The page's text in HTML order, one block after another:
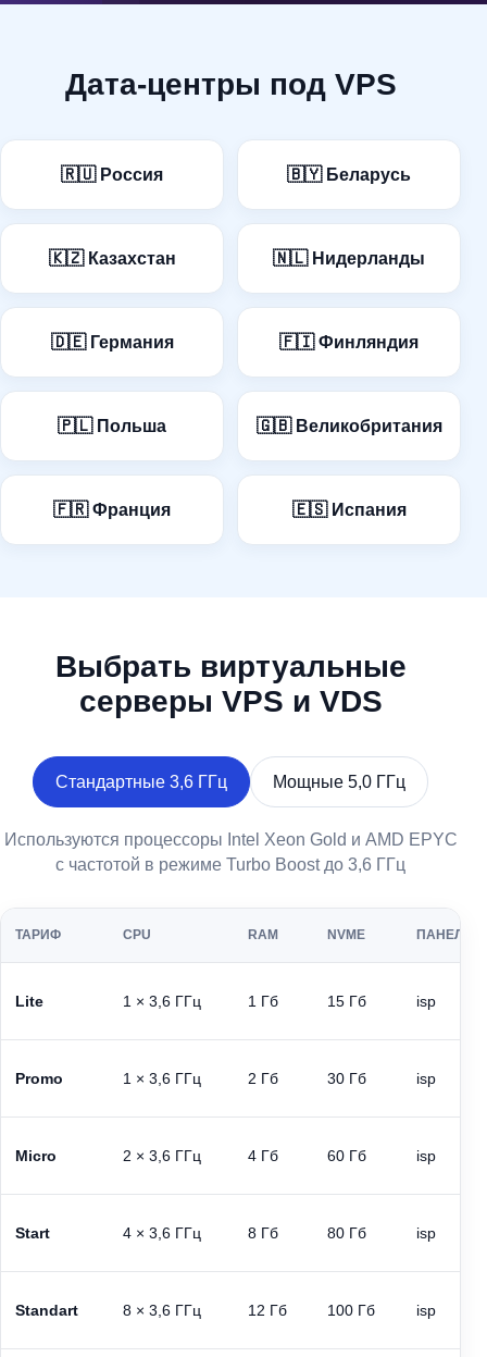
Дата-центры под VPS
🇷🇺 Россия 🇧🇾 Беларусь
🇰🇿 Казахстан 🇳🇱 Нидерланды
🇩🇪 Германия 🇫🇮 Финляндия
🇵🇱 Польша 🇬🇧 Великобритания
🇫🇷 Франция 🇪🇸 Испания
Выбрать виртуальные
серверы VPS и VDS
Стандартные 3,6 ГГц Мощные 5,0 ГГц
Используются процессоры Intel Xeon Gold и AMD EPYC
с частотой в режиме Turbo Boost до 3,6 ГГц
ТАРИФ CPU RAM NVME ПАНЕЛЬ
Lite 1 × 3,6 ГГц 1 Гб 15 Гб isp
Promo 1 × 3,6 ГГц 2 Гб 30 Гб isp
Micro 2 × 3,6 ГГц 4 Гб 60 Гб isp
Start 4 × 3,6 ГГц 8 Гб 80 Гб isp
Standart 8 × 3,6 ГГц 12 Гб 100 Гб isp